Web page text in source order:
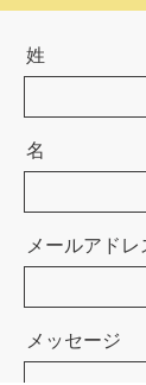
姓
名
メールアドレ
メッセージ